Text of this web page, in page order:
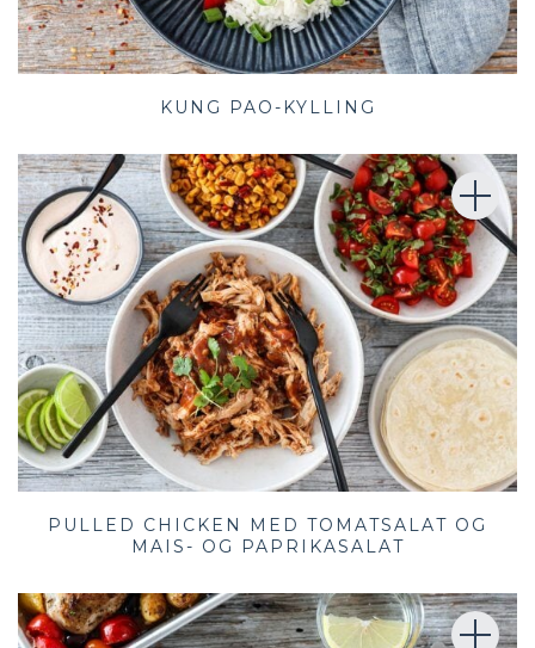
KUNG PAO-KYLLING
PULLED CHICKEN MED TOMATSALAT OG
MAIS- OG PAPRIKASALAT